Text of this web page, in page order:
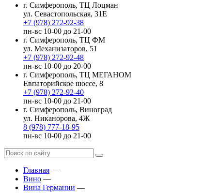
г. Симферополь, ТЦ Лоцман
ул. Севастопольская, 31Е
+7 (978) 272-92-38
пн-вс 10-00 до 21-00
г. Симферополь, ТЦ ФМ
ул. Механизаторов, 51
+7 (978) 272-92-48
пн-вс 10-00 до 20-00
г. Симферополь, ТЦ МЕГАНОМ
Евпаторийское шоссе, 8
+7 (978) 272-92-40
пн-вс 10-00 до 21-00
г. Симферополь, Виноград
ул. Никанорова, 4Ж
8 (978) 777-18-95
пн-вс 10-00 до 21-00
Главная —
Вино —
Вина Германии —